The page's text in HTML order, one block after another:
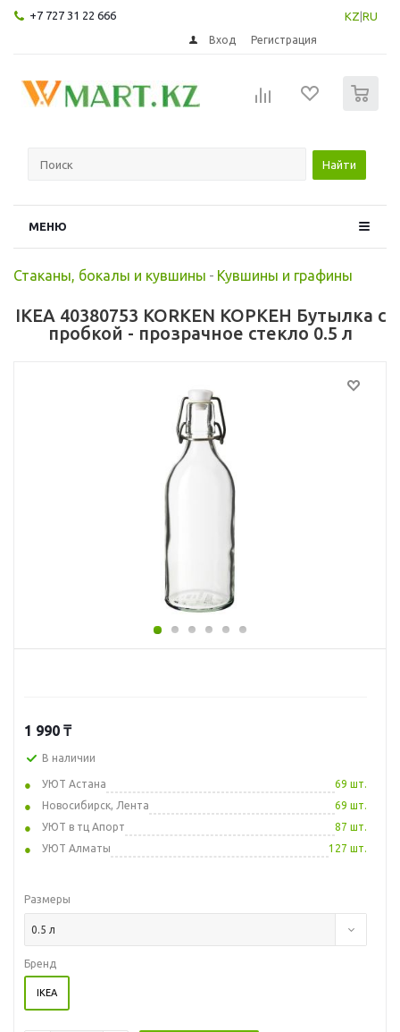
+7 727 31 22 666 KZ RU
Вход Регистрация
Найти
МЕНЮ
Стаканы, бокалы и кувшины - Кувшины и графины
IKEA 40380753 KORKEN КОРКЕН Бутылка с
пробкой - прозрачное стекло 0.5 л
1 990 ₸
В наличии
УЮТ Астана
69 шт.
Новосибирск, Лента
69 шт.
УЮТ в тц Апорт
87 шт.
УЮТ Алматы
127 шт.
Размеры
0.5 л
Бренд
IKEA